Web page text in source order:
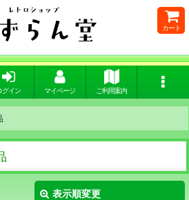
カート
グイン マイページ ご利用案内
表示順変更